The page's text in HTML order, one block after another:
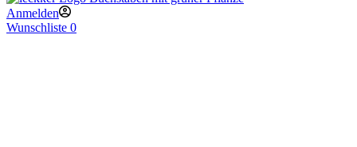
Anmelden
Wunschliste 0